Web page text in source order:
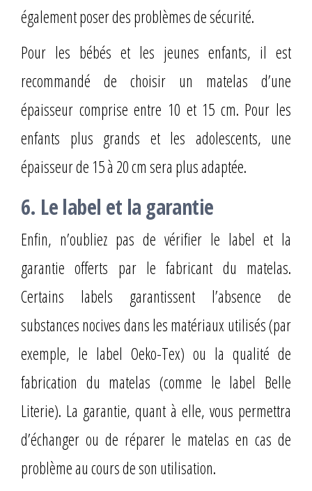
également poser des problèmes de sécurité.
Pour les bébés et les jeunes enfants, il est
recommandé de choisir un matelas d’une
épaisseur comprise entre 10 et 15 cm. Pour les
enfants plus grands et les adolescents, une
épaisseur de 15 à 20 cm sera plus adaptée.
6. Le label et la garantie
Enfin, n’oubliez pas de vérifier le label et la
garantie offerts par le fabricant du matelas.
Certains labels garantissent l’absence de
substances nocives dans les matériaux utilisés (par
exemple, le label Oeko-Tex) ou la qualité de
fabrication du matelas (comme le label Belle
Literie). La garantie, quant à elle, vous permettra
d’échanger ou de réparer le matelas en cas de
problème au cours de son utilisation.